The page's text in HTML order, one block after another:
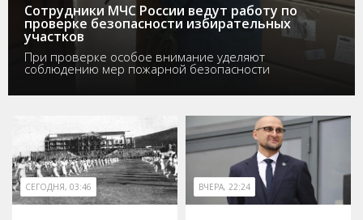
Сотрудники МЧС России ведут работу по
проверке безопасности избирательных
участков
При проверке особое внимание уделяют
соблюдению мер пожарной безопасности
СЕГОДНЯ, 03:46 ВЧЕРА, 22:24